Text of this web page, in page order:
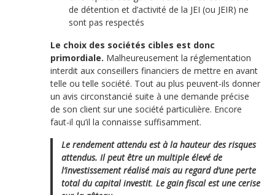
de détention et d’activité de la JEI (ou JEIR) ne
sont pas respectés
Le choix des sociétés cibles est donc
primordiale. Malheureusement la réglementation
interdit aux conseillers financiers de mettre en avant
telle ou telle société. Tout au plus peuvent-ils donner
un avis circonstancié suite à une demande précise
de son client sur une société particulière. Encore
faut-il qu’il la connaisse suffisamment.
Le rendement attendu est à la hauteur des risques
attendus. Il peut être un multiple élevé de
l’investissement réalisé mais au regard d’une perte
total du capital investit.Le gain fiscal est une cerise